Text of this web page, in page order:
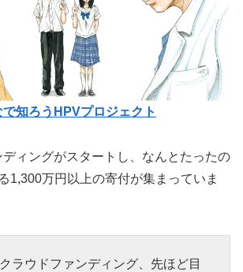
知ろうHPVプロジェクト
ィングがスタートし、なんとたったの
1,300万円以上の寄付が集まっていま
ラウドファンディング、先ほど目